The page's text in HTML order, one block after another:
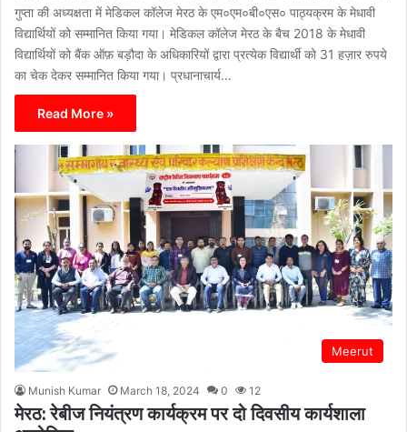
गुप्ता की अध्यक्षता में मेडिकल कॉलेज मेरठ के एम०एम०बी०एस० पाठ्यक्रम के मेधावी
विद्यार्थियों को सम्मानित किया गया। मेडिकल कॉलेज मेरठ के बैच 2018 के मेधावी
विद्यार्थियों को बैंक ऑफ़ बड़ौदा के अधिकारियों द्वारा प्रत्येक विद्यार्थी को 31 हज़ार रुपये
का चेक देकर सम्मानित किया गया। प्रधानाचार्य…
Read More »
Meerut
Munish Kumar March 18, 2024 0 12
मेरठ: रेबीज नियंत्रण कार्यक्रम पर दो दिवसीय कार्यशाला